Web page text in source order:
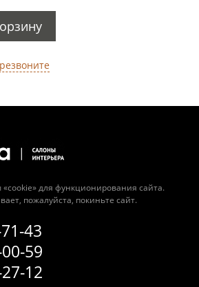
для функционирования сайта.
пожалуйста, покиньте сайт.
43
59
12